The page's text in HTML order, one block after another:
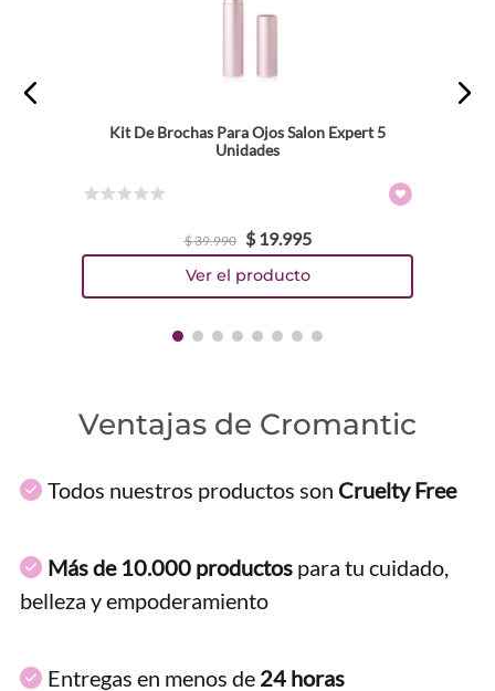
Kit De Brochas Para Ojos Salon Expert 5
Unidades
$39.990 $ 19.995
Ventajas de Cromantic
Todos nuestros productos son Cruelty Free
Más de 10.000 productos para tu cuidado,
belleza y empoderamiento
Entregas en menos de 24 horas